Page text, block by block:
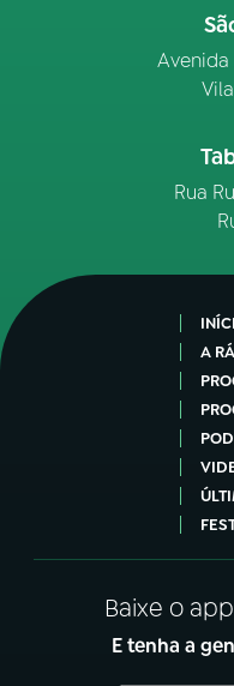
Avenida
Rua
A
Baixe o
E tenha a